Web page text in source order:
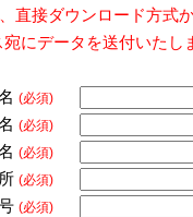
直接ダウンロード方式
宛にデータを送付いた
(必須)
(必須)
(必須)
(必須)
(必須)